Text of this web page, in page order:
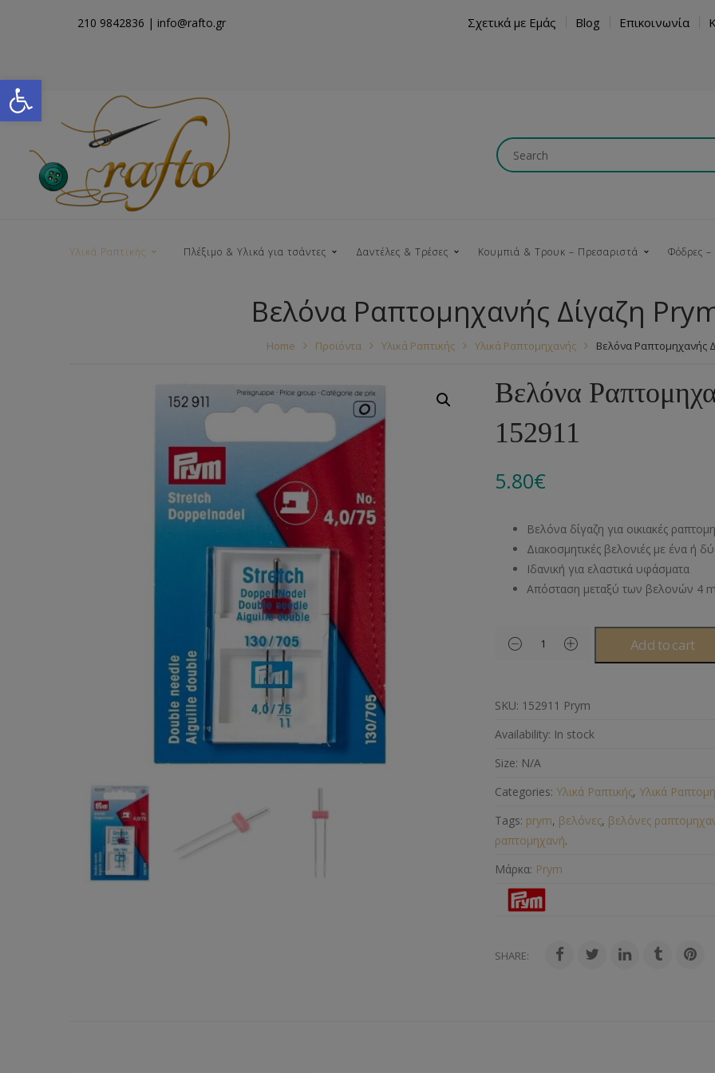
Open toolbar
210 9842836 | info@rafto.gr Σχετικά με Εμάς Blog Επικοινωνία
Υλικά Ραπτικής Πλέξιμο & Υλικά για τσάντες
Νήματα για Τσάντες Κουμπώματα
Ιμάντες Μεταλλικά Εξαρτήματα
Πλέγματα
Νήματα
Αξεσουάρ
Δαντέλες & Τρέσες
Βαμβακερές Κρόσια
Φυτίλια- Κορδόνια
Διάφορες Τρέσες
Κουμπιά & Τρουκ – Πρεσαριστά
Ξύλινα
Πουκαμίσου
Στρας
Μεταλλικά
Άλλα Υλικά
Φόδρες
Βελόνα Ραπτομηχανής Δίγαζη
Home Προϊόντα Υλικά Ραπτικής Υλικά Ραπτομηχανής Βελόνα Ραπτομηχανής
Βελόνα
152911
5.80€
Βελόνα δίγαζη για οικιακές
Διακοσμητικές βελονιές με ένα ή
Ιδανική για ελαστικά υφάσματα
Απόσταση μεταξύ των βελονών 4
Add to cart
SKU: 152911 Prym
Availability: In stock
Size: N/A
Categories: Υλικά Ραπτικής, Υλικά
Tags: prym, βελόνες, βελόνες
ραπτομηχανή.
Μάρκα: Prym
SHARE: